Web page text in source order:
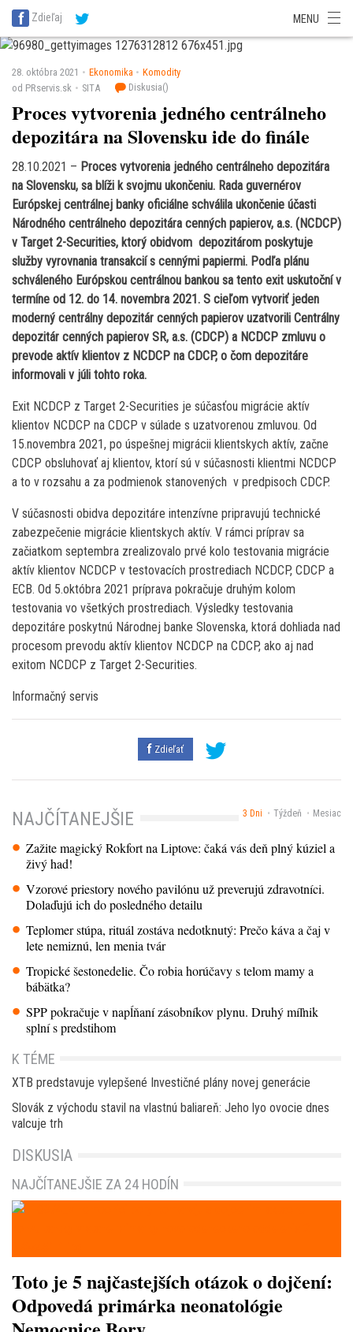
SITA Energetika
SITA Potravinárstvo
Zdieľaj MENU
28. októbra 2021 Ekonomika
Komodity
od PRservis.sk
SITA Diskusia()
Proces vytvorenia jedného centrálneho
depozitára na Slovensku ide do finále
28.10.2021 – Proces vytvorenia jedného centrálneho depozitára
na Slovensku, sa blíži k svojmu ukončeniu. Rada guvernérov
Európskej centrálnej banky oficiálne schválila ukončenie účasti
Národného centrálneho depozitára cenných papierov, a.s. (NCDCP)
v Target 2-Securities, ktorý obidvom depozitárom poskytuje
služby vyrovnania transakcií s cennými papiermi. Podľa plánu
schváleného Európskou centrálnou bankou sa tento exit uskutoční v
termíne od 12. do 14. novembra 2021. S cieľom vytvoriť jeden
moderný centrálny depozitár cenných papierov uzatvorili Centrálny
depozitár cenných papierov SR, a.s. (CDCP) a NCDCP zmluvu o
prevode aktív klientov z NCDCP na CDCP, o čom depozitáre
informovali v júli tohto roka.
Exit NCDCP z Target 2-Securities je súčasťou migrácie aktív
klientov NCDCP na CDCP v súlade s uzatvorenou zmluvou. Od
15.novembra 2021, po úspešnej migrácii klientskych aktív, začne
CDCP obsluhovať aj klientov, ktorí sú v súčasnosti klientmi NCDCP
a to v rozsahu a za podmienok stanovených v predpisoch CDCP.
V súčasnosti obidva depozitáre intenzívne pripravujú technické
zabezpečenie migrácie klientskych aktív. V rámci príprav sa
začiatkom septembra zrealizovalo prvé kolo testovania migrácie
aktív klientov NCDCP v testovacích prostrediach NCDCP, CDCP a
ECB. Od 5.októbra 2021 príprava pokračuje druhým kolom
testovania vo všetkých prostrediach. Výsledky testovania
depozitáre poskytnú Národnej banke Slovenska, ktorá dohliada nad
procesom prevodu aktív klientov NCDCP na CDCP, ako aj nad
exitom NCDCP z Target 2-Securities.
Informačný servis
Zdieľať
3 Dni Týždeň Mesiac
NAJČÍTANEJŠIE
Zažite magický Rokfort na Liptove: čaká vás deň plný kúziel a
živý had!
Vzorové priestory nového pavilónu už preverujú zdravotníci.
Dolaďujú ich do posledného detailu
Teplomer stúpa, rituál zostáva nedotknutý: Prečo káva a čaj v
lete nemiznú, len menia tvár
Tropické šestonedelie. Čo robia horúčavy s telom mamy a
bábätka?
SPP pokračuje v napĺňaní zásobníkov plynu. Druhý míľnik
splní s predstihom
K TÉME
XTB predstavuje vylepšené Investičné plány novej generácie
Slovák z východu stavil na vlastnú baliareň: Jeho lyo ovocie dnes
valcuje trh
DISKUSIA
NAJČÍTANEJŠIE ZA 24 HODÍN
Toto je 5 najčastejších otázok o dojčení:
Odpovedá primárka neonatológie